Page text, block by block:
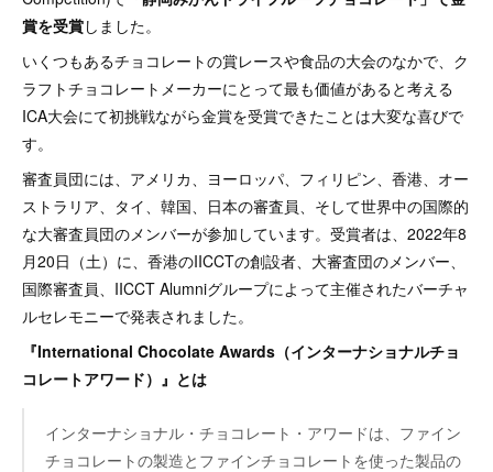
賞を受賞しました。
いくつもあるチョコレートの賞レースや食品の大会のなかで、ク
ラフトチョコレートメーカーにとって最も価値があると考える
ICA大会にて初挑戦ながら金賞を受賞できたことは大変な喜びで
す。
審査員団には、アメリカ、ヨーロッパ、フィリピン、香港、オー
ストラリア、タイ、韓国、日本の審査員、そして世界中の国際的
な大審査員団のメンバーが参加しています。受賞者は、2022年8
月20日（土）に、香港のIICCTの創設者、大審査団のメンバー、
国際審査員、IICCT Alumniグループによって主催されたバーチャ
ルセレモニーで発表されました。
『International Chocolate Awards（インターナショナルチョ
コレートアワード）』とは
インターナショナル・チョコレート・アワードは、ファイン
チョコレートの製造とファインチョコレートを使った製品の